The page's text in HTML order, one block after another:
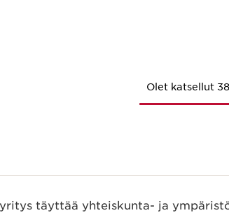
Olet katsellut
täyttää yhteiskunta- ja